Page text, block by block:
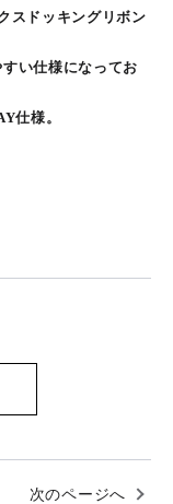
スドッキングリボン
い仕様になってお
仕様。
次のページへ